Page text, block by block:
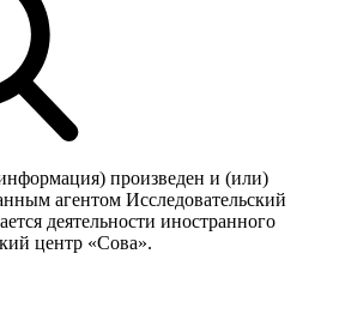
произведен и (или)
агентом Исследовательский
деятельности иностранного
центр «Сова».